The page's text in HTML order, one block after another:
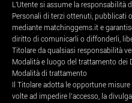
L'Utente si assume la responsabilità
Personali di terzi ottenuti, pubblicati
mediante matchinggems.it e
diritto di comunicarli o diffonderli,
Titolare da qualsiasi responsabilità
Modalità e luogo del trattamento dei
Modalità di trattamento
Il Titolare adotta le opportune
volte ad impedire l’accesso, la